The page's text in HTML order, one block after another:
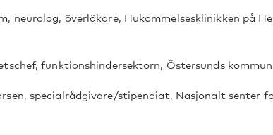
neurolog, överläkare, Hukommelsesklinikken på
funktionshindersektorn, Östersunds
specialrådgivare/stipendiat, Nasjonalt senter